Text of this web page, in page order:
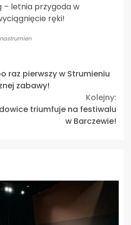
– letnia przygoda w
ręki!
raz pierwszy w Strumieniu
zabawy!
Kolejny:
triumfuje na festiwalu
w Barczewie!